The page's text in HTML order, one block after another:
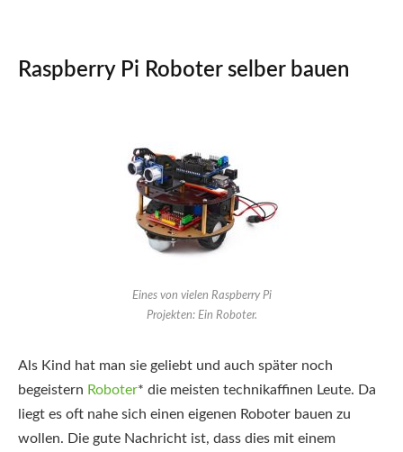
Raspberry Pi Roboter selber bauen
Eines von vielen Raspberry Pi
Projekten: Ein Roboter.
Als Kind hat man sie geliebt und auch später noch
begeistern Roboter* die meisten technikaffinen Leute. Da
liegt es oft nahe sich einen eigenen Roboter bauen zu
wollen. Die gute Nachricht ist, dass dies mit einem